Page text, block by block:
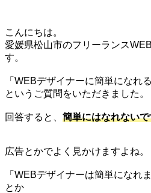
こんにちは。
愛媛県松山市のフリーランス
す。
「WEBデザイナーに簡単になれ
というご質問をいただきました。
回答すると、 簡単にはなれない
広告とかでよく見かけますよね。
「WEBデザイナーは簡単になれま
とか